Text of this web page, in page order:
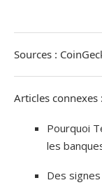
Sources :
Articles connexes :
Pourquoi
les
Des